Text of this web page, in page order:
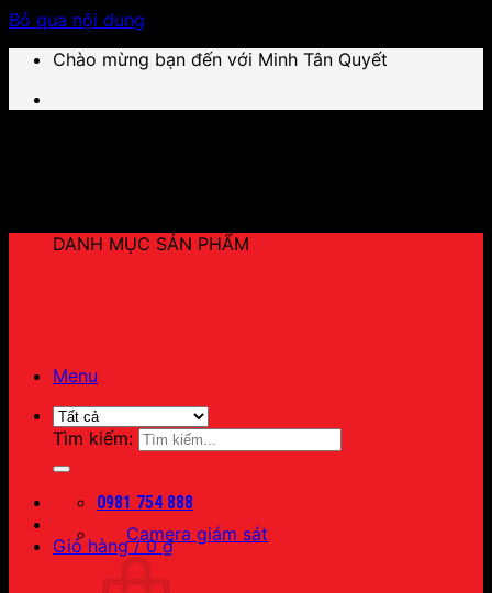
Bỏ qua nội dung
Chào mừng bạn đến với Minh Tân Quyết
Menu
Tìm kiếm:
0981 754 888
Giỏ hàng /0₫
DANH MỤC SẢN PHẨM
Camera giám sát